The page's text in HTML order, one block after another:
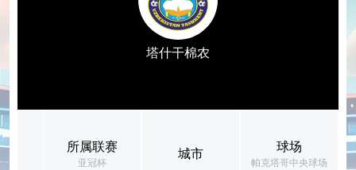
塔什干棉农
所属联赛
亚冠杯
城市 球场
帕克塔哥中央球场